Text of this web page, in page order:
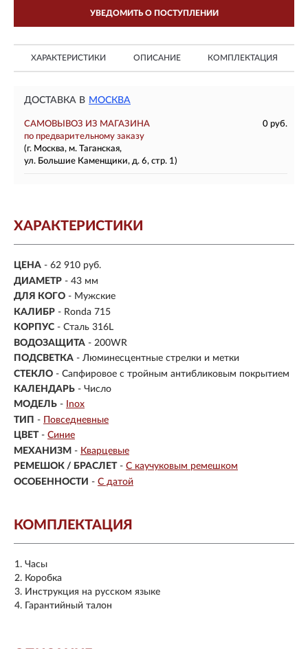
УВЕДОМИТЬ О ПОСТУПЛЕНИИ
ХАРАКТЕРИСТИКИ ОПИСАНИЕ КОМПЛЕКТАЦИЯ
ДОСТАВКА В МОСКВА
САМОВЫВОЗ ИЗ МАГАЗИНА
0 руб.
по предварительному заказу
(г. Москва, м. Таганская,
ул. Большие Каменщики, д. 6, стр. 1)
ХАРАКТЕРИСТИКИ
ЦЕНА - 62 910 руб.
ДИАМЕТР - 43 мм
ДЛЯ КОГО - Мужские
КАЛИБР - Ronda 715
КОРПУС - Сталь 316L
ВОДОЗАЩИТА - 200WR
ПОДСВЕТКА - Люминесцентные стрелки и метки
СТЕКЛО - Сапфировое с тройным антибликовым покрытием
КАЛЕНДАРЬ - Число
МОДЕЛЬ -
Inox
ТИП - Повседневные
ЦВЕТ - Синие
МЕХАНИЗМ - Кварцевые
РЕМЕШОК / БРАСЛЕТ - С каучуковым ремешком
ОСОБЕННОСТИ - С датой
КОМПЛЕКТАЦИЯ
Часы
Коробка
Инструкция на русском языке
Гарантийный талон